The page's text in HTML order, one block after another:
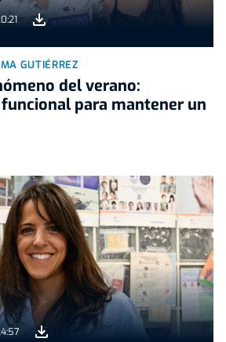
GUTIÉRREZ
del verano:
para mantener un